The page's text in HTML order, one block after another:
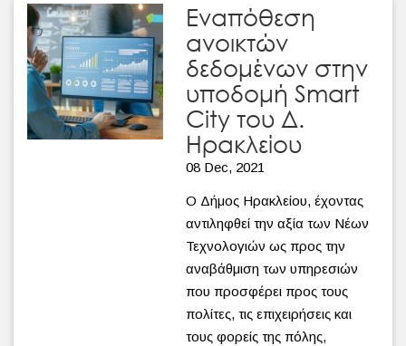
Εναπόθεση
ανοικτών
δεδομένων στην
υποδομή Smart
City του Δ.
Ηρακλείου
08 Dec, 2021
Ο Δήμος Ηρακλείου, έχοντας
αντιληφθεί την αξία των Νέων
Τεχνολογιών ως προς την
αναβάθμιση των υπηρεσιών
που προσφέρει προς τους
πολίτες, τις επιχειρήσεις και
τους φορείς της πόλης,